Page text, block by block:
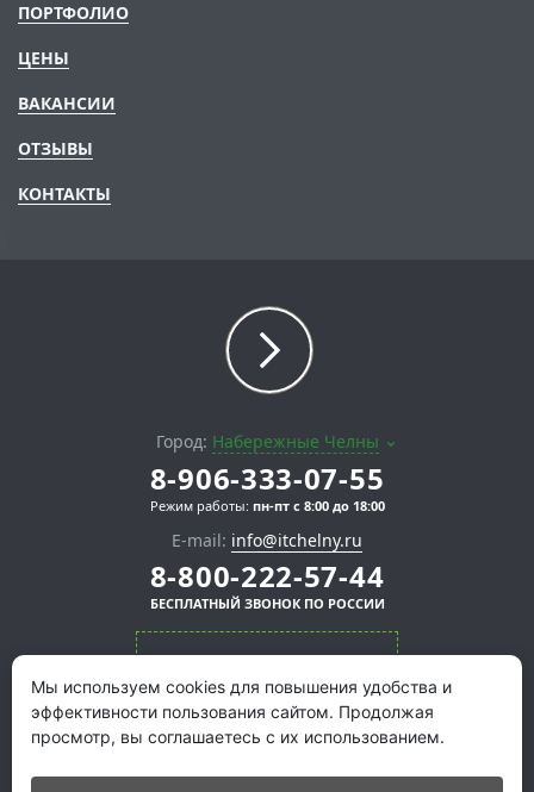
Мы используем cookies для повышения удобства и
эффективности пользования сайтом. Продолжая
просмотр, вы соглашаетесь с их использованием.
ПОРТФОЛИО
ЦЕНЫ
ВАКАНСИИ
ОТЗЫВЫ
КОНТАКТЫ
Город: Набережные Челны
8-906-333-07-55
Режим работы: пн-пт с 8:00 до 18:00
E-mail: info@itchelny.ru
8-800-222-57-44
БЕСПЛАТНЫЙ ЗВОНОК ПО РОССИИ